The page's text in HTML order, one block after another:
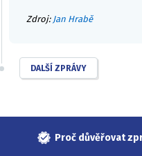
Zdroj: Jan Hrabě
DALŠÍ ZPRÁVY
Proč důvěřovat